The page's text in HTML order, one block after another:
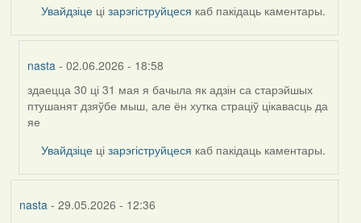
Увайдзіце цізарэгіструйцеся каб пакідаць каментары.
nasta - 02.06.2026 - 18:58
In
reply
to
здаецца 30 ці 31 мая я бачыла як адзін са старэйшых
птушанят дзяўбе мыш, але ён хутка страціў цікавасць да
яе
Увайдзіце цізарэгіструйцеся каб пакідаць каментары.
nasta - 29.05.2026 - 12:36